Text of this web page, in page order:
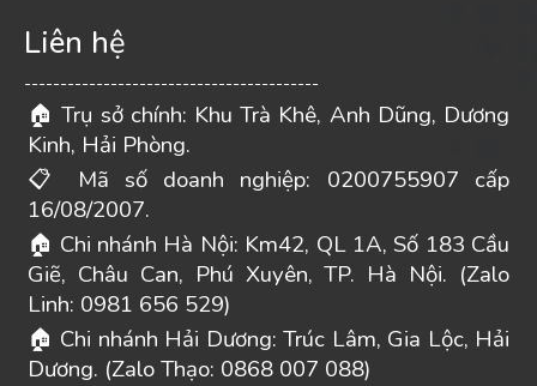
Liên hệ
-----------------------------------------
🏠 Trụ sở chính: Khu Trà Khê, Anh Dũng, Dương
Kinh, Hải Phòng.
📋
Mã số doanh nghiệp: 0200755907 cấp
16/08/2007.
🏠 Chi nhánh Hà Nội: Km42, QL 1A, Số 183 Cầu
Giẽ, Châu Can, Phú Xuyên, TP. Hà Nội. (Zalo
Linh: 0981 656 529)
🏠 Chi nhánh Hải Dương: Trúc Lâm, Gia Lộc, Hải
Dương. (Zalo Thạo: 0868 007 088)